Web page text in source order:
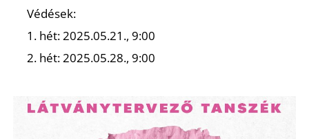
Védések:
1. hét: 2025.05.21., 9:00
2. hét: 2025.05.28., 9:00